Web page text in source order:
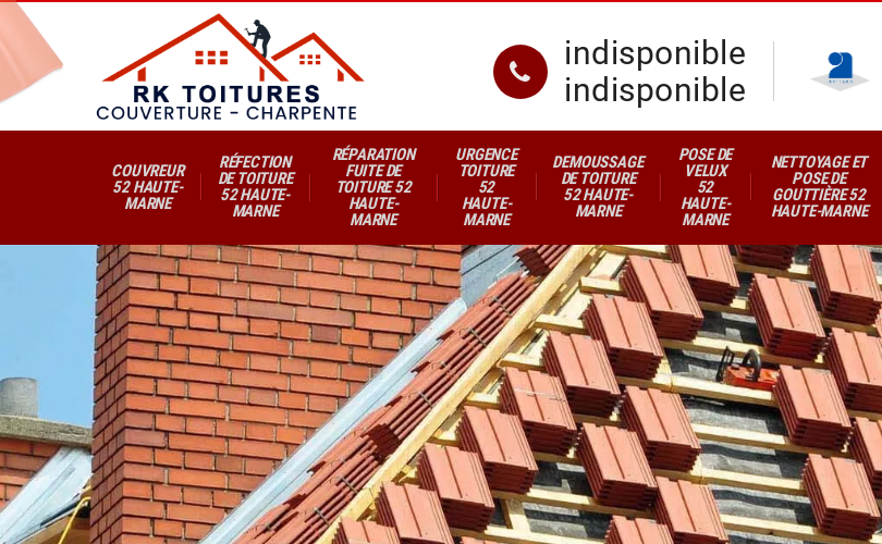
indisponible
indisponible
COUVREUR
52 HAUTE-
MARNE
RÉFECTION
DE TOITURE
52 HAUTE-
MARNE
RÉPARATION
FUITE DE
TOITURE 52
HAUTE-
MARNE
URGENCE
TOITURE
52
HAUTE-
MARNE
DEMOUSSAGE
DE TOITURE
52 HAUTE-
MARNE
POSE DE
VELUX
52
HAUTE-
MARNE
NETTOYAGE ET
POSE DE
GOUTTIÈRE 52
HAUTE-MARNE